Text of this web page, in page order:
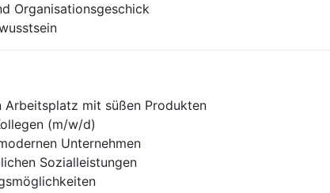
Organisationsgeschick
Arbeitsplatz mit süßen Produkten
(m/w/d)
Unternehmen
Sozialleistungen